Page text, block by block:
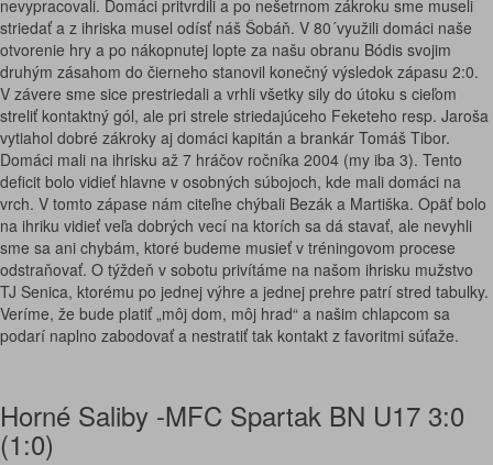
nevypracovali. Domáci pritvrdili a po nešetrnom zákroku sme museli
striedať a z ihriska musel odísť náš Šobáň. V 80´využili domáci naše
otvorenie hry a po nákopnutej lopte za našu obranu Bódis svojim
druhým zásahom do čierneho stanovil konečný výsledok zápasu 2:0.
V závere sme sice prestriedali a vrhli všetky sily do útoku s cieľom
streliť kontaktný gól, ale pri strele striedajúceho Feketeho resp. Jaroša
vytiahol dobré zákroky aj domáci kapitán a brankár Tomáš Tibor.
Domáci mali na ihrisku až 7 hráčov ročníka 2004 (my iba 3). Tento
deficit bolo vidieť hlavne v osobných súbojoch, kde mali domáci na
vrch. V tomto zápase nám citeľne chýbali Bezák a Martiška. Opäť bolo
na ihriku vidieť veľa dobrých vecí na ktorích sa dá stavať, ale nevyhli
sme sa ani chybám, ktoré budeme musieť v tréningovom procese
odstraňovať. O týždeň v sobotu privítáme na našom ihrisku mužstvo
TJ Senica, ktorému po jednej výhre a jednej prehre patrí stred tabulky.
Veríme, že bude platiť „môj dom, môj hrad“ a našim chlapcom sa
podarí naplno zabodovať a nestratiť tak kontakt z favoritmi súťaže.
Horné Saliby -MFC Spartak BN U17 3:0
(1:0)